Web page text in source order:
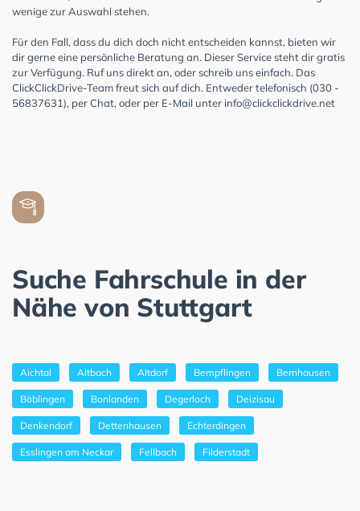
wenige zur Auswahl stehen.
Für den Fall, dass du dich doch nicht entscheiden kannst, bieten wir
dir gerne eine persönliche Beratung an. Dieser Service steht dir gratis
zur Verfügung. Ruf uns direkt an, oder schreib uns einfach. Das
ClickClickDrive-Team freut sich auf dich. Entweder telefonisch (030 -
56837631), per Chat, oder per E-Mail unter info@clickclickdrive.net
Suche Fahrschule in der
Nähe von Stuttgart
Aichtal Altbach Altdorf Bempflingen Bernhausen
Böblingen Bonlanden Degerloch Deizisau
Denkendorf Dettenhausen Echterdingen
Esslingen am Neckar Fellbach Filderstadt